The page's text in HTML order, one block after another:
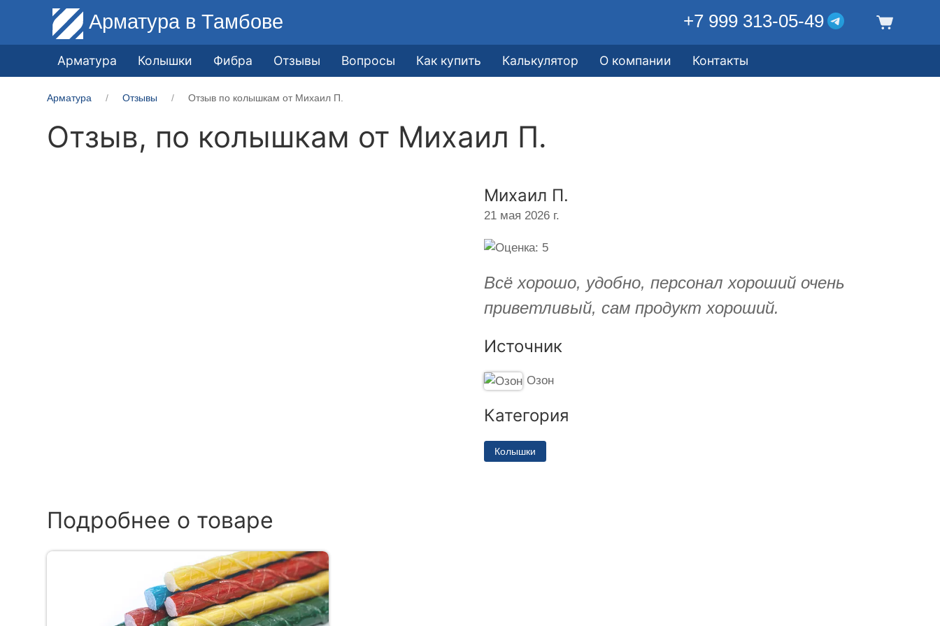
Арматура в Тамбове +7 999 313-05-49
Арматура Колышки Фибра Отзывы Вопросы Как купить Калькулятор О компании Контакты
Арматура Отзывы Отзыв по колышкам от Михаил П.
Отзыв, по колышкам от Михаил П.
Михаил П.
21 мая 2026 г.
Всё хорошо, удобно, персонал хороший очень
приветливый, сам продукт хороший.
Источник
Озон
Категория
Колышки
Подробнее о товаре